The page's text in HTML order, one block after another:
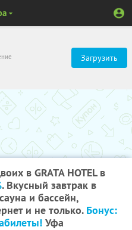
Загрузить
в GRATA HOTEL в
. Вкусный завтрак в
и бассейн,
и не только. Бонус:
Уфа